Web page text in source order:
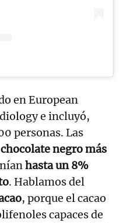
en European
e incluyó,
personas. Las
chocolate negro más
hasta un 8%
. Hablamos del
, porque el cacao
capaces de